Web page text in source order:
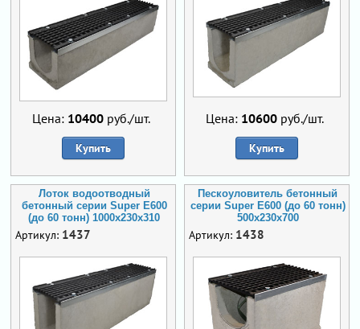
Цена: 10400 руб./шт.
Купить
Цена: 10600 руб./шт.
Купить
Лоток водоотводный
бетонный серии Super Е600
(до 60 тонн) 1000x230x310
Артикул: 1437
Пескоуловитель бетонный
серии Super Е600 (до 60 тонн)
500x230x700
Артикул: 1438